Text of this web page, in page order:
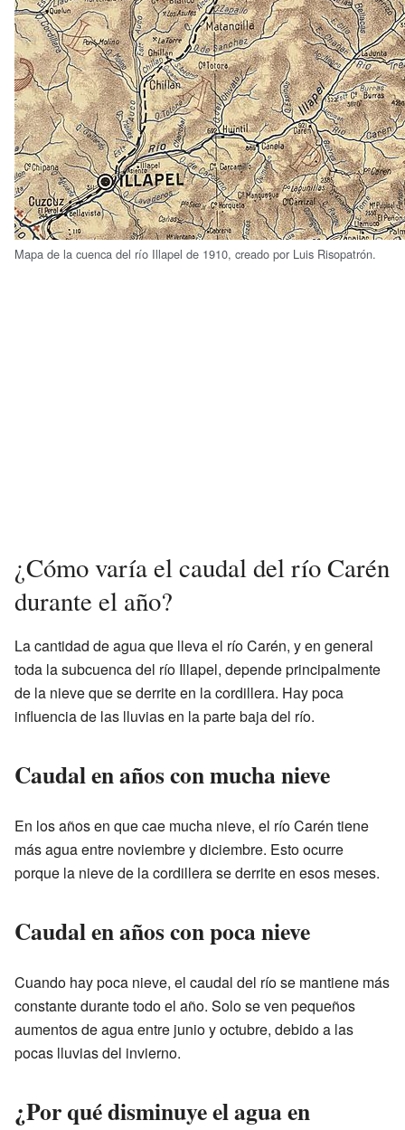
Mapa de la cuenca del río Illapel de 1910, creado por Luis Risopatrón.
¿Cómo varía el caudal del río Carén
durante el año?
La cantidad de agua que lleva el río Carén, y en general
toda la subcuenca del río Illapel, depende principalmente
de la nieve que se derrite en la cordillera. Hay poca
influencia de las lluvias en la parte baja del río.
Caudal en años con mucha nieve
En los años en que cae mucha nieve, el río Carén tiene
más agua entre noviembre y diciembre. Esto ocurre
porque la nieve de la cordillera se derrite en esos meses.
Caudal en años con poca nieve
Cuando hay poca nieve, el caudal del río se mantiene más
constante durante todo el año. Solo se ven pequeños
aumentos de agua entre junio y octubre, debido a las
pocas lluvias del invierno.
¿Por qué disminuye el agua en